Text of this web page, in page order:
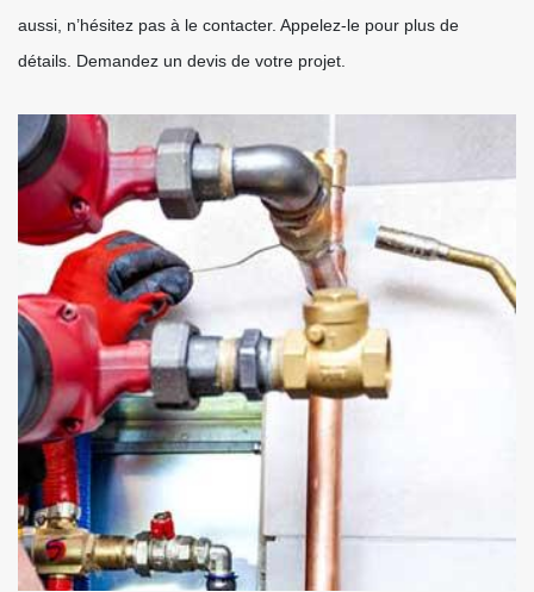
aussi, n’hésitez pas à le contacter. Appelez-le pour plus de
détails. Demandez un devis de votre projet.